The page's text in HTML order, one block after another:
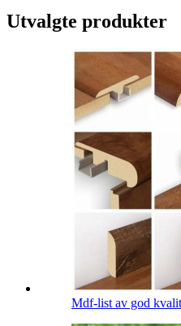
Utvalgte produkter
Mdf-list av god